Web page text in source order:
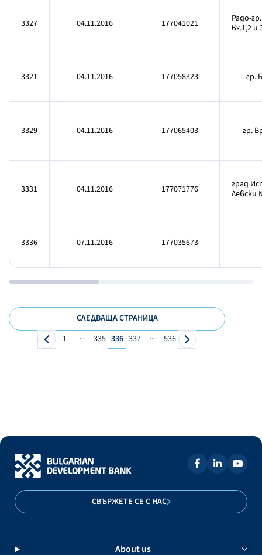
3327 04.11.2016 177041021
Радо-
вх.1,2 и
3321 04.11.2016 177058323 гр.
3329 04.11.2016 177065403 гр.
3331 04.11.2016 177071776
град
Левски
3336 07.11.2016 177035673
СЛЕДВАЩА СТРАНИЦА
1
... 335 336 337 ... 536
СВЪРЖЕТЕ СЕ С НАС
About us